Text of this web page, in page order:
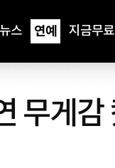
뉴스 연예 지금무료
무게